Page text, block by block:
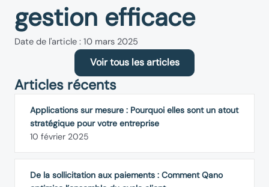
gestion efficace
Date de l'article : 10 mars 2025
Voir tous les articles
Articles récents
Applications sur mesure : Pourquoi elles sont un atout
stratégique pour votre entreprise
10 février 2025
De la sollicitation aux paiements : Comment Qano